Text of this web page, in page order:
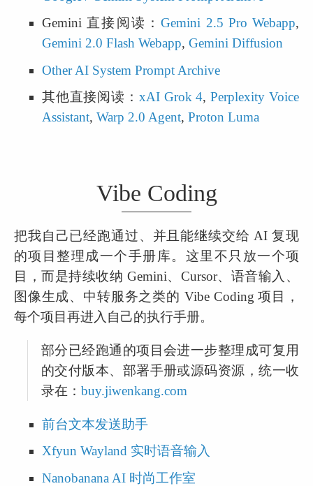
Gemini 直接阅读：Gemini 2.5 Pro Webapp
Gemini 2.0 Flash Webapp, Gemini Diffusion
Other AI System Prompt Archive
其他直接阅读： xAI Grok 4, Perplexity Voice
Assistant, Warp 2.0 Agent, Proton Luma
Vibe Coding
把我自己已经跑通过、并且能继续交给 AI 复现
的项目整理成一个手册库。这里不只放一个项
目，而是持续收纳 Gemini、Cursor、语音输入、
图像生成、中转服务之类的 Vibe Coding 项目，
每个项目再进入自己的执行手册。
部分已经跑通的项目会进一步整理成可复用
的交付版本、部署手册或源码资源，统一收
录在： buy.jiwenkang.com
前台文本发送助手
Xfyun Wayland 实时语音输入
Nanobanana AI 时尚工作室